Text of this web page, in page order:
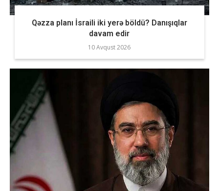
Qəzza planı İsraili iki yerə böldü? Danışıqlar
davam edir
10 Avqust 2026